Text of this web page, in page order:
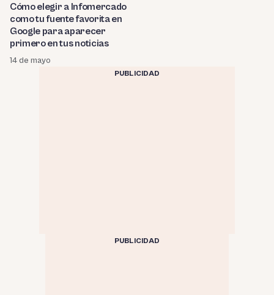
Cómo elegir a Infomercado
como tu fuente favorita en
Google para aparecer
primero en tus noticias
14 de mayo
PUBLICIDAD
PUBLICIDAD